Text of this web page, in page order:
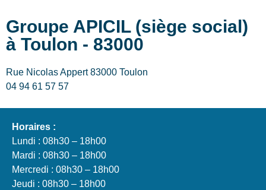
Groupe APICIL (siège social)
à Toulon - 83000
Rue Nicolas Appert 83000 Toulon
04 94 61 57 57
Horaires :
Lundi : 08h30 – 18h00
Mardi : 08h30 – 18h00
Mercredi : 08h30 – 18h00
Jeudi : 08h30 – 18h00